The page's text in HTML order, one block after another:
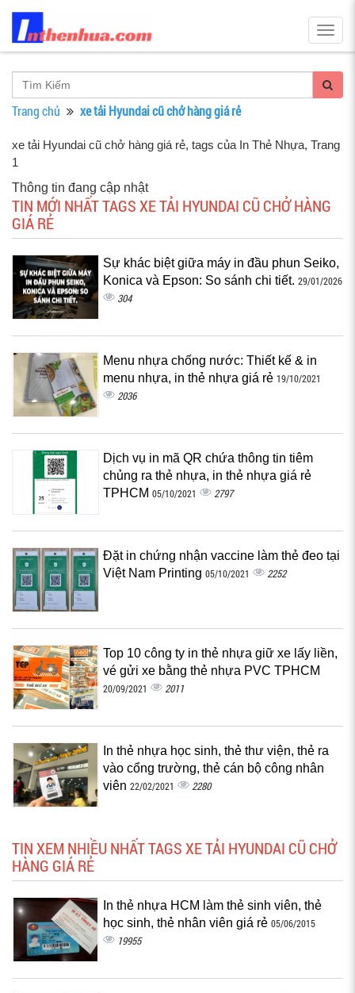
Trang chủ xe tải Hyundai cũ chở hàng giá rẻ
xe tải Hyundai cũ chở hàng giá rẻ, tags của In Thẻ Nhựa, Trang
1
Thông tin đang cập nhật
TIN MỚI NHẤT TAGS XE TẢI HYUNDAI CŨ CHỞ HÀNG
GIÁ RẺ
Sự khác biệt giữa máy in đầu phun Seiko,
Konica và Epson: So sánh chi tiết. 29/01/2026
304
Menu nhựa chống nước: Thiết kế & in
menu nhựa, in thẻ nhựa giá rẻ 19/10/2021
2036
Dịch vụ in mã QR chứa thông tin tiêm
chủng ra thẻ nhựa, in thẻ nhựa giá rẻ
TPHCM 05/10/2021 2797
Đặt in chứng nhận vaccine làm thẻ đeo tại
Việt Nam Printing 05/10/2021 2252
Top 10 công ty in thẻ nhựa giữ xe lấy liền,
vé gửi xe bằng thẻ nhựa PVC TPHCM
20/09/2021 2011
In thẻ nhựa học sinh, thẻ thư viện, thẻ ra
vào cổng trường, thẻ cán bộ công nhân
viên 22/02/2021 2280
TIN XEM NHIỀU NHẤT TAGS XE TẢI HYUNDAI CŨ CHỞ
HÀNG GIÁ RẺ
In thẻ nhựa HCM làm thẻ sinh viên, thẻ
học sinh, thẻ nhân viên giá rẻ 05/06/2015
19955